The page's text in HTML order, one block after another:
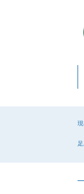
す
し
へ